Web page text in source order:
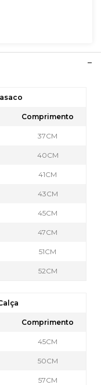
Comprimento
37CM
40CM
41CM
43CM
45CM
47CM
51CM
52CM
Comprimento
45CM
50CM
57CM